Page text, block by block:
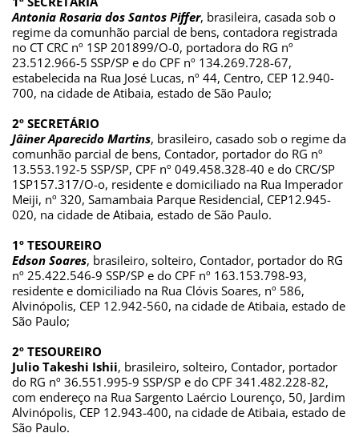
Antonia Rosaria dos Santos Piffer, brasileira, casada sob o
regime da comunhão parcial de bens, contadora registrada
no CT CRC nº 1SP 201899/O-0, portadora do RG nº
23.512.966-5 SSP/SP e do CPF nº 134.269.728-67,
estabelecida na Rua José Lucas, nº 44, Centro, CEP 12.940-
700, na cidade de Atibaia, estado de São Paulo;
2º SECRETÁRIO
Jâiner Aparecido Martins, brasileiro, casado sob o regime da
comunhão parcial de bens, Contador, portador do RG nº
13.553.192-5 SSP/SP, CPF nº 049.458.328-40 e do CRC/SP
1SP157.317/O-o, residente e domiciliado na Rua Imperador
Meiji, nº 320, Samambaia Parque Residencial, CEP12.945-
020, na cidade de Atibaia, estado de São Paulo.
1º TESOUREIRO
Edson Soares, brasileiro, solteiro, Contador, portador do RG
nº 25.422.546-9 SSP/SP e do CPF nº 163.153.798-93,
residente e domiciliado na Rua Clóvis Soares, nº 586,
Alvinópolis, CEP 12.942-560, na cidade de Atibaia, estado de
São Paulo;
2º TESOUREIRO
Julio Takeshi Ishii, brasileiro, solteiro, Contador, portador
do RG nº 36.551.995-9 SSP/SP e do CPF 341.482.228-82,
com endereço na Rua Sargento Laércio Lourenço, 50, Jardim
Alvinópolis, CEP 12.943-400, na cidade de Atibaia, estado de
São Paulo.